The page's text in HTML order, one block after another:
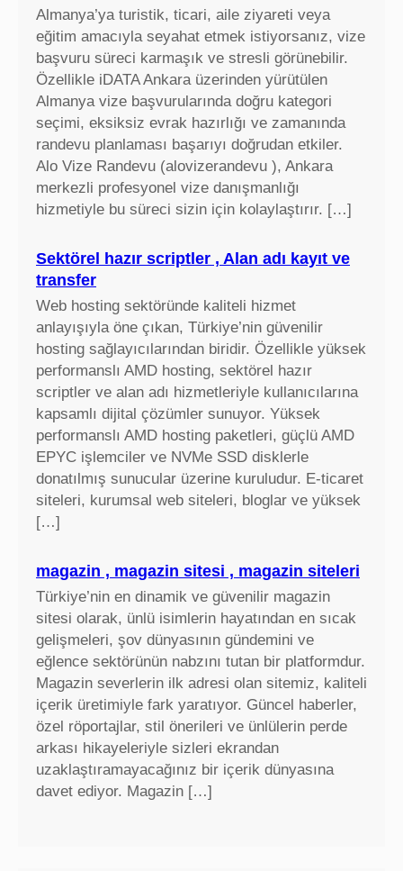
Almanya’ya turistik, ticari, aile ziyareti veya
eğitim amacıyla seyahat etmek istiyorsanız, vize
başvuru süreci karmaşık ve stresli görünebilir.
Özellikle iDATA Ankara üzerinden yürütülen
Almanya vize başvurularında doğru kategori
seçimi, eksiksiz evrak hazırlığı ve zamanında
randevu planlaması başarıyı doğrudan etkiler.
Alo Vize Randevu (alovizerandevu ), Ankara
merkezli profesyonel vize danışmanlığı
hizmetiyle bu süreci sizin için kolaylaştırır. […]
Sektörel hazır scriptler , Alan adı kayıt ve
transfer
Web hosting sektöründe kaliteli hizmet
anlayışıyla öne çıkan, Türkiye’nin güvenilir
hosting sağlayıcılarından biridir. Özellikle yüksek
performanslı AMD hosting, sektörel hazır
scriptler ve alan adı hizmetleriyle kullanıcılarına
kapsamlı dijital çözümler sunuyor. Yüksek
performanslı AMD hosting paketleri, güçlü AMD
EPYC işlemciler ve NVMe SSD disklerle
donatılmış sunucular üzerine kuruludur. E-ticaret
siteleri, kurumsal web siteleri, bloglar ve yüksek
[…]
magazin , magazin sitesi , magazin siteleri
Türkiye’nin en dinamik ve güvenilir magazin
sitesi olarak, ünlü isimlerin hayatından en sıcak
gelişmeleri, şov dünyasının gündemini ve
eğlence sektörünün nabzını tutan bir platformdur.
Magazin severlerin ilk adresi olan sitemiz, kaliteli
içerik üretimiyle fark yaratıyor. Güncel haberler,
özel röportajlar, stil önerileri ve ünlülerin perde
arkası hikayeleriyle sizleri ekrandan
uzaklaştıramayacağınız bir içerik dünyasına
davet ediyor. Magazin […]